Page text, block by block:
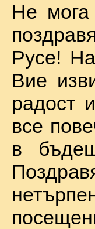
Не
Русе!
Вие
радост
все
в